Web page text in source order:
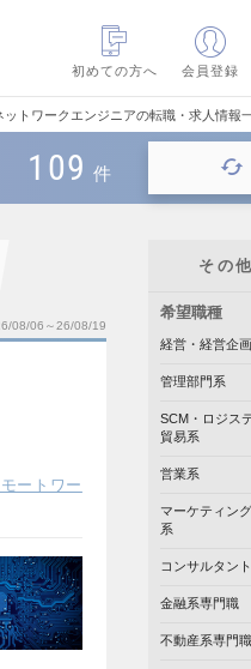
初めての方へ
会員登録
トワークエンジニアの転職・求人情報
109 件
08/06～26/08/19
モートワー
その
希望職種
経営・経営企
管理部門系
SCM・ロジス
貿易系
営業系
マーケティン
系
コンサルタン
金融系専門職
不動産系専門職